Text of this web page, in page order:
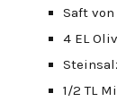
Saft von
4 EL
1/2 TL